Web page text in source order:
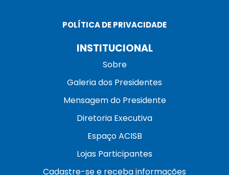
POLÍTICA DE PRIVACIDADE
INSTITUCIONAL
Sobre
Galeria dos Presidentes
Mensagem do Presidente
Diretoria Executiva
Espaço ACISB
Lojas Participantes
Cadastre-se e receba informações